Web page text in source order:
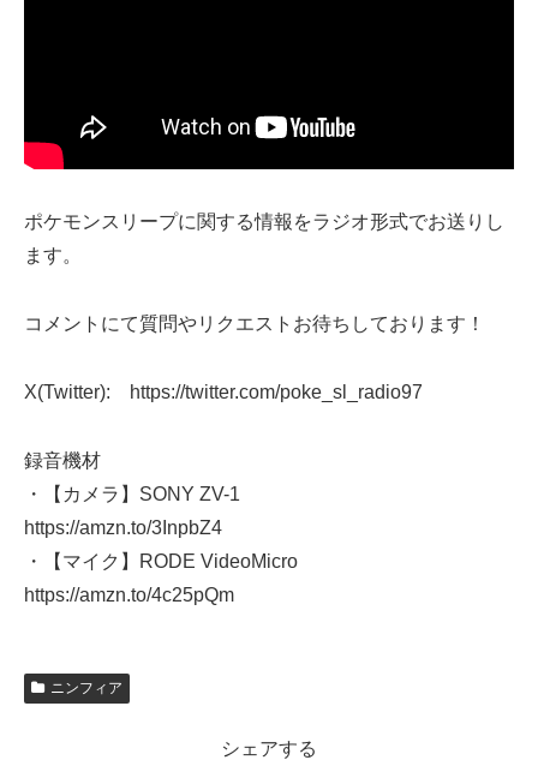
ポケモンスリープに関する情報をラジオ形式でお送りし
ます。
コメントにて質問やリクエストお待ちしております！
X(Twitter): https://twitter.com/poke_sl_radio97
録音機材
・【カメラ】SONY ZV-1
https://amzn.to/3InpbZ4
・【マイク】RODE VideoMicro
https://amzn.to/4c25pQm
ニンフィア
シェアする